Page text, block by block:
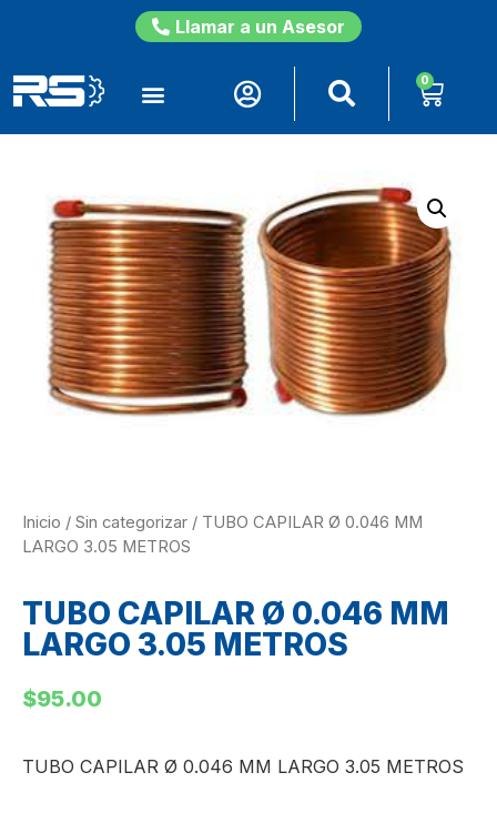
Llamar a un Asesor
0
Inicio / Sin categorizar / TUBO CAPILAR Ø 0.046 MM
LARGO 3.05 METROS
TUBO CAPILAR Ø 0.046 MM
LARGO 3.05 METROS
$95.00
TUBO CAPILAR Ø 0.046 MM LARGO 3.05 METROS